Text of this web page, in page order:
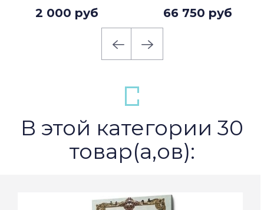
2 000 руб 66 750 руб
В этой категории 30
товар(а,ов):